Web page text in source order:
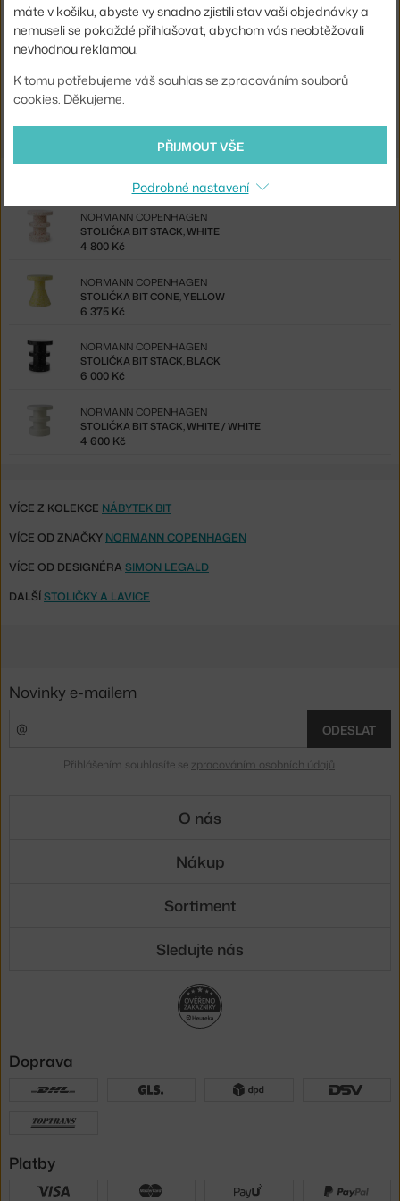
Kód produktu NCP-605700
EAN
5712396086166
Ste zo Slovenska? Prejdite naStolička Bit Cone, yellow
Shopping from the EU? Switch to
STOLIČKA BIT STACK, WHITE
NORMANN COPENHAGEN
4 800 Kč
STOLIČKA BIT CONE, YELLOW
NORMANN COPENHAGEN
6 375 Kč
STOLIČKA BIT STACK, BLACK
NORMANN COPENHAGEN
6 000 Kč
STOLIČKA BIT STACK, WHITE / WHITE
NORMANN COPENHAGEN
4 600 Kč
VÍCE Z KOLEKCE NÁBYTEK BIT
VÍCE OD ZNAČKY NORMANN COPENHAGEN
VÍCE OD DESIGNÉRA SIMON LEGALD
DALŠÍSTOLIČKY A LAVICE
máte v košíku, abyste vy snadno zjistili stav vaší objednávky a
nemuseli se pokaždé přihlašovat, abychom vás neobtěžovali
nevhodnou reklamou.
K tomu potřebujeme váš souhlas se zpracováním souborů
cookies. Děkujeme.
PŘIJMOUT VŠE
Podrobné nastavení
Novinky e-mailem
ODESLAT
Přihlášením souhlasíte se zpracováním osobních údajů
O nás
Nákup
Sortiment
Sledujte nás
Doprava
Platby